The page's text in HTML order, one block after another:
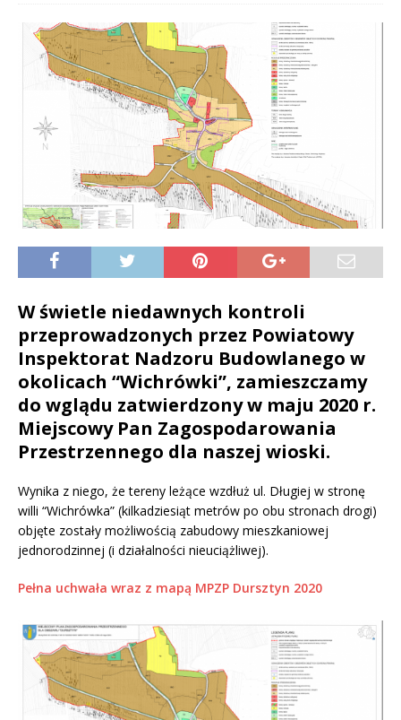
W świetle niedawnych kontroli
przeprowadzonych przez Powiatowy
Inspektorat Nadzoru Budowlanego w
okolicach “Wichrówki”, zamieszczamy
do wglądu zatwierdzony w maju 2020 r.
Miejscowy Pan Zagospodarowania
Przestrzennego dla naszej wioski.
Wynika z niego, że tereny leżące wzdłuż ul. Długiej w stronę
willi “Wichrówka” (kilkadziesiąt metrów po obu stronach drogi)
objęte zostały możliwością zabudowy mieszkaniowej
jednorodzinnej (i działalności nieuciążliwej).
Pełna uchwała wraz z mapą MPZP Dursztyn 2020